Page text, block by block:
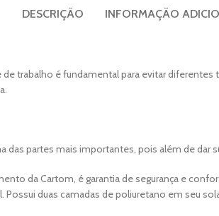
DESCRIÇÃO INFORMAÇÃO
trabalho é fundamental para evitar
das partes mais importantes, pois além de
da Cartom, é garantia de segurança e
duas camadas de poliuretano em seu